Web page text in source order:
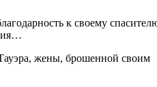
к своему
жены, брошенной своим